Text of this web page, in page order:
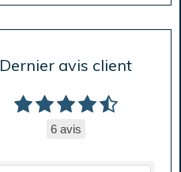
Dernier avis client
6 avis